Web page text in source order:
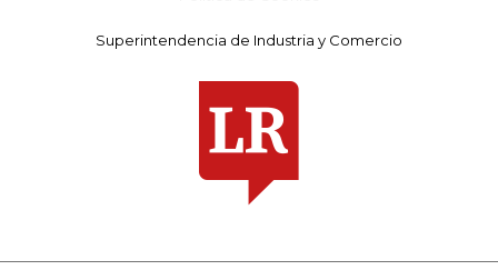
Superintendencia de Industria y Comercio